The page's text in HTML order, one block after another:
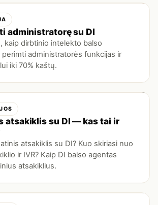
administratorę su DI
kaip dirbtinio intelekto balso
administratorės funkcijas ir
iki 70% kaštų.
atsakiklis su DI — kas tai ir
atsakiklis su DI? Kuo skiriasi nuo
ir IVR? Kaip DI balso agentas
atsakiklius.